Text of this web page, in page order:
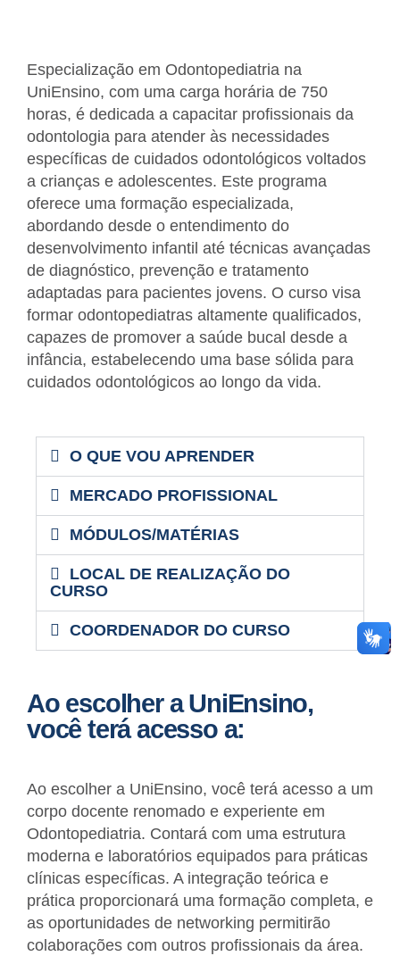
Especialização em Odontopediatria na
UniEnsino, com uma carga horária de 750
horas, é dedicada a capacitar profissionais da
odontologia para atender às necessidades
específicas de cuidados odontológicos voltados
a crianças e adolescentes. Este programa
oferece uma formação especializada,
abordando desde o entendimento do
desenvolvimento infantil até técnicas avançadas
de diagnóstico, prevenção e tratamento
adaptadas para pacientes jovens. O curso visa
formar odontopediatras altamente qualificados,
capazes de promover a saúde bucal desde a
infância, estabelecendo uma base sólida para
cuidados odontológicos ao longo da vida.
O QUE VOU APRENDER
MERCADO PROFISSIONAL
MÓDULOS/MATÉRIAS
LOCAL DE REALIZAÇÃO DO
CURSO
COORDENADOR DO CURSO
Ao escolher a UniEnsino,
você terá acesso a:
Ao escolher a UniEnsino, você terá acesso a um
corpo docente renomado e experiente em
Odontopediatria. Contará com uma estrutura
moderna e laboratórios equipados para práticas
clínicas específicas. A integração teórica e
prática proporcionará uma formação completa, e
as oportunidades de networking permitirão
colaborações com outros profissionais da área.